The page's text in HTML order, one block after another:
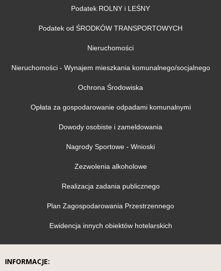
Podatek ROLNY i LEŚNY
Podatek od ŚRODKÓW TRANSPORTOWYCH
Nieruchomości
Nieruchomości - Wynajem mieszkania komunalnego/socjalnego
Ochrona Środowiska
Opłata za gospodarowanie odpadami komunalnymi
Dowody osobiste i zameldowania
Nagrody Sportowe - Wnioski
Zezwolenia alkoholowe
Realizacja zadania publicznego
Plan Zagospodarowania Przestrzennego
Ewidencja innych obiektów hotelarskich
INFORMACJE: